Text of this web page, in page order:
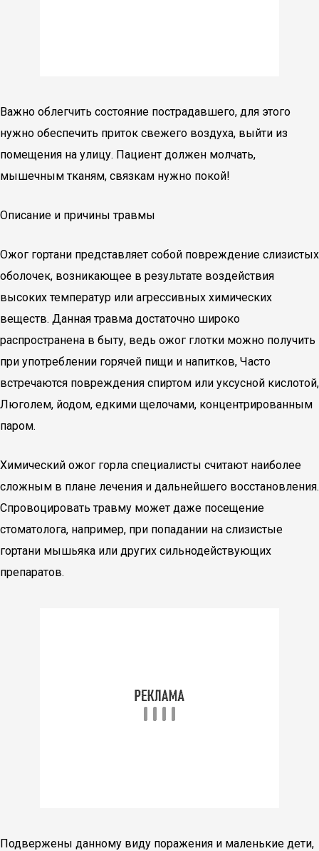
Важно облегчить состояние пострадавшего, для этого
нужно обеспечить приток свежего воздуха, выйти из
помещения на улицу. Пациент должен молчать,
мышечным тканям, связкам нужно покой!
Описание и причины травмы
Ожог гортани представляет собой повреждение слизистых
оболочек, возникающее в результате воздействия
высоких температур или агрессивных химических
веществ. Данная травма достаточно широко
распространена в быту, ведь ожог глотки можно получить
при употреблении горячей пищи и напитков, Часто
встречаются повреждения спиртом или уксусной кислотой,
Люголем, йодом, едкими щелочами, концентрированным
паром.
Химический ожог горла специалисты считают наиболее
сложным в плане лечения и дальнейшего восстановления.
Спровоцировать травму может даже посещение
стоматолога, например, при попадании на слизистые
гортани мышьяка или других сильнодействующих
препаратов.
Подвержены данному виду поражения и маленькие дети,